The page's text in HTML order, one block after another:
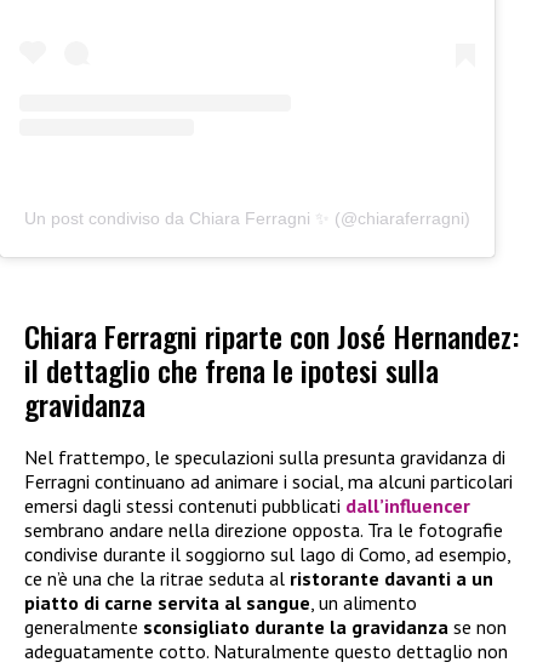
Un post condiviso da Chiara Ferragni ✨ (@chiaraferragni)
Chiara Ferragni riparte con José Hernandez:
il dettaglio che frena le ipotesi sulla
gravidanza
Nel frattempo, le speculazioni sulla presunta gravidanza di
Ferragni continuano ad animare i social, ma alcuni particolari
emersi dagli stessi contenuti pubblicati dall’influencer
sembrano andare nella direzione opposta. Tra le fotografie
condivise durante il soggiorno sul lago di Como, ad esempio,
ce n’è una che la ritrae seduta al ristorante davanti a un
piatto di carne servita al sangue , un alimento
generalmente sconsigliato durante la gravidanza se non
adeguatamente cotto. Naturalmente questo dettaglio non